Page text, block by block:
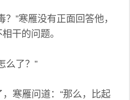
”寒雁没有正面回答他，
干的问题。
么了？”
寒雁问道：“那么，比起